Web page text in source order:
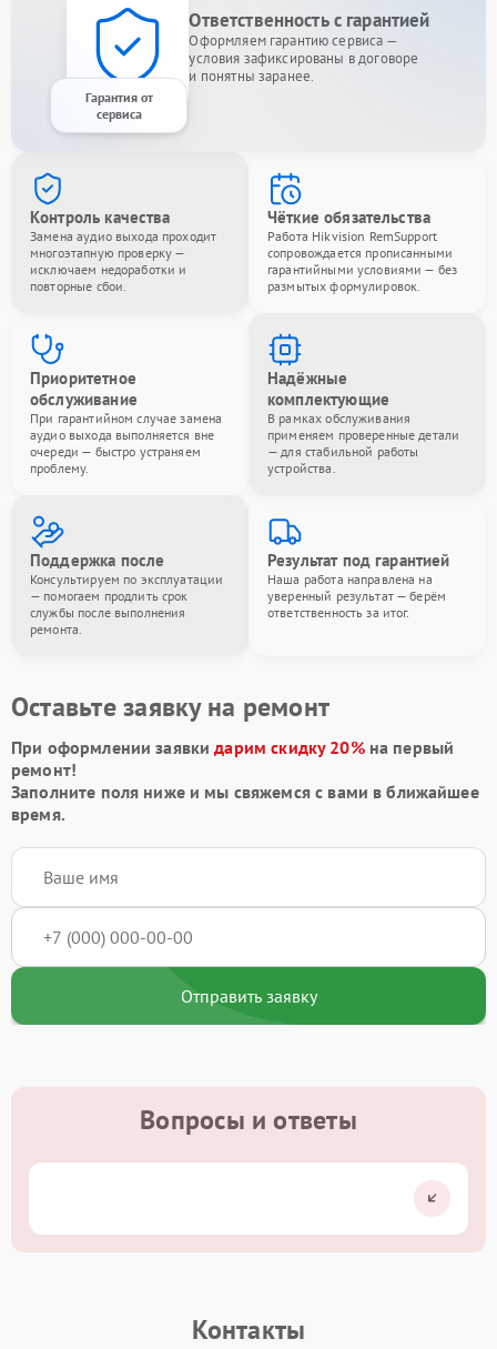
Гарантия от
сервиса
Ответственность с гарантией
Оформляем гарантию сервиса —
условия зафиксированы в договоре
и понятны заранее.
Контроль качества
Замена аудио выхода проходит
многоэтапную проверку —
исключаем недоработки и
повторные сбои.
Чёткие обязательства
Работа Hikvision RemSupport
сопровождается прописанными
гарантийными условиями — без
размытых формулировок.
Приоритетное
обслуживание
При гарантийном случае замена
аудио выхода выполняется вне
очереди — быстро устраняем
проблему.
Надёжные
комплектующие
В рамках обслуживания
применяем проверенные детали
— для стабильной работы
устройства.
Поддержка после
Консультируем по эксплуатации
— помогаем продлить срок
службы после выполнения
ремонта.
Результат под гарантией
Наша работа направлена на
уверенный результат — берём
ответственность за итог.
Оставьте заявку на ремонт
При оформлении заявкидарим скидку 20%на первый
ремонт!
Заполните поля ниже и мы свяжемся с вами в ближайшее
время.
Отправить заявку
Вопросы и ответы
Контакты